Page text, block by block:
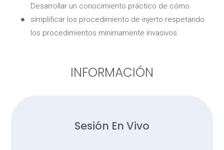
Desarrollar un conocimiento práctico de cómo
simplificar los procedimiento de injerto respetando
los procedimientos mínimamente invasivos.
INFORMACIÓN
Sesión En Vivo